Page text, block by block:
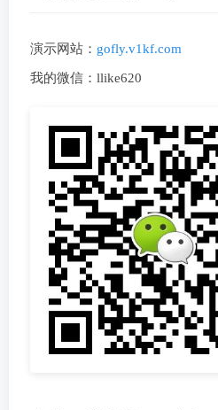
演示网站： gofly.v1kf.com
我的微信：llike620